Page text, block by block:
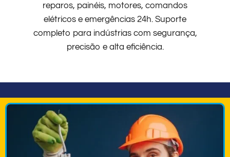
reparos, painéis, motores, comandos
elétricos e emergências 24h. Suporte
completo para indústrias com segurança,
precisão e alta eficiência.